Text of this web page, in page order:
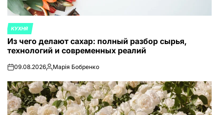
ОПУБЛИКОВАНО
В
КУХНЯ
Из чего делают сахар: полный разбор сырья,
технологий и современных реалий
on09.08.2026Запись
Марія Бобренко